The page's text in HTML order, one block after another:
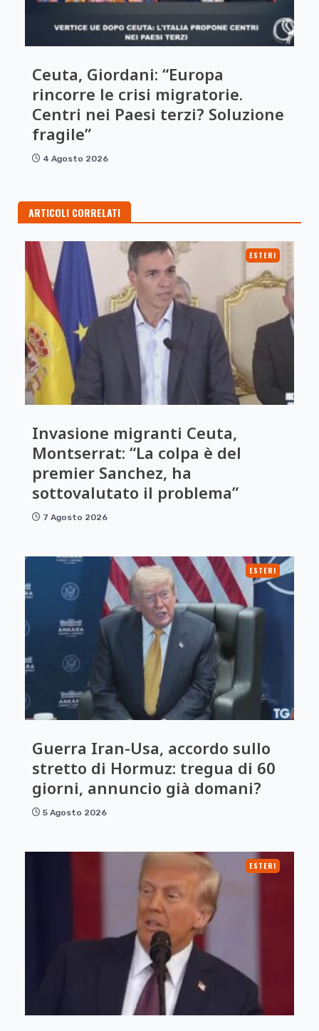
Ceuta, Giordani: “Europa
rincorre le crisi migratorie.
Centri nei Paesi terzi? Soluzione
fragile”
4 Agosto 2026
ARTICOLI CORRELATI
ESTERI
Invasione migranti Ceuta,
Montserrat: “La colpa è del
premier Sanchez, ha
sottovalutato il problema”
7 Agosto 2026
ESTERI
Guerra Iran-Usa, accordo sullo
stretto di Hormuz: tregua di 60
giorni, annuncio già domani?
5 Agosto 2026
ESTERI